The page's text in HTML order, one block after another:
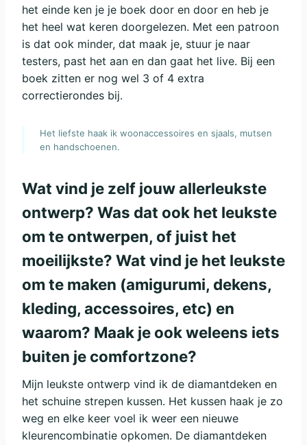
het einde ken je je boek door en door en heb je
het heel wat keren doorgelezen. Met een patroon
is dat ook minder, dat maak je, stuur je naar
testers, past het aan en dan gaat het live. Bij een
boek zitten er nog wel 3 of 4 extra
correctierondes bij.
Het liefste haak ik woonaccessoires en sjaals, mutsen
en handschoenen.
Wat vind je zelf jouw allerleukste
ontwerp? Was dat ook het leukste
om te ontwerpen, of juist het
moeilijkste? Wat vind je het leukste
om te maken (amigurumi, dekens,
kleding, accessoires, etc) en
waarom? Maak je ook weleens iets
buiten je comfortzone?
Mijn leukste ontwerp vind ik de diamantdeken en
het schuine strepen kussen. Het kussen haak je zo
weg en elke keer voel ik weer een nieuwe
kleurencombinatie opkomen. De diamantdeken